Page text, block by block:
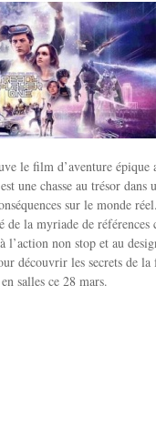
le film d’aventure épique
une chasse au trésor
sur le monde
de la myriade de
l’action non stop et au
découvrir les secrets de
salles ce 28 mars.